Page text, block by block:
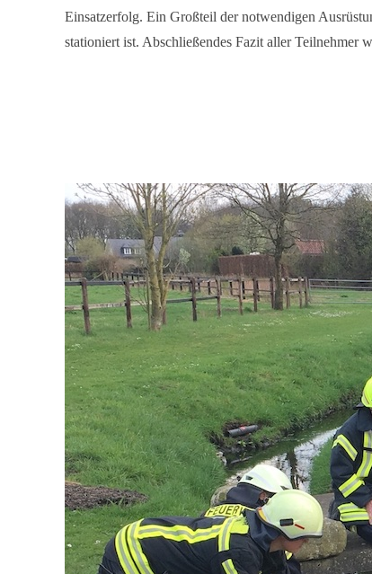
Einsatzerfolg. Ein Großteil der notwendigen
stationiert ist. Abschließendes Fazit aller Teilnehmer